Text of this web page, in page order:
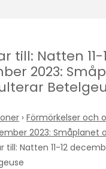
till: Natten 11-
2023:
› Förmörkelser och
2023: Småplanet
till: Natten 11-12